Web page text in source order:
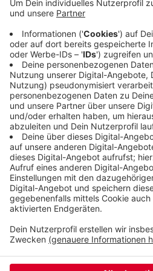
ausgezeichnet. Beide bieten
lernen. Den Wuppertaler
zum zweiten Mal, er wurde
Stadthalle verliehen. Dabei
insgesamt 5.000 Euro.
Veröffentlicht:Donnerstag,
Anzeige
Anzeige